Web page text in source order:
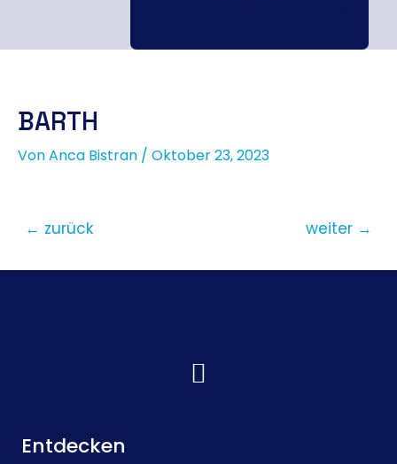
BARTH
VonAnca Bistran / Oktober 23, 2023
← zurück weiter →
Entdecken